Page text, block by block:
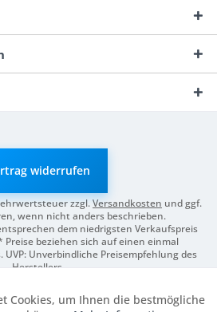
widerrufen
zzgl.Versandkosten und ggf.
wenn nicht anders beschrieben.
dem niedrigsten Verkaufspreis
beziehen sich auf einen einmal
Unverbindliche Preisempfehlung des
Herstellers.
Aktiv
Cookies, um Ihnen die bestmögliche